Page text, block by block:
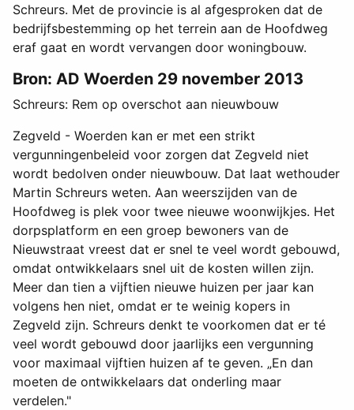
Schreurs. Met de provincie is al afgesproken dat de
bedrijfsbestemming op het terrein aan de Hoofdweg
eraf gaat en wordt vervangen door woningbouw.
Bron: AD Woerden 29 november 2013
Schreurs: Rem op overschot aan nieuwbouw
Zegveld - Woerden kan er met een strikt
vergunningenbeleid voor zorgen dat Zegveld niet
wordt bedolven onder nieuwbouw. Dat laat wethouder
Martin Schreurs weten. Aan weerszijden van de
Hoofdweg is plek voor twee nieuwe woonwijkjes. Het
dorpsplatform en een groep bewoners van de
Nieuwstraat vreest dat er snel te veel wordt gebouwd,
omdat ontwikkelaars snel uit de kosten willen zijn.
Meer dan tien a vijftien nieuwe huizen per jaar kan
volgens hen niet, omdat er te weinig kopers in
Zegveld zijn. Schreurs denkt te voorkomen dat er té
veel wordt gebouwd door jaarlijks een vergunning
voor maximaal vijftien huizen af te geven. „En dan
moeten de ontwikkelaars dat onderling maar
verdelen."